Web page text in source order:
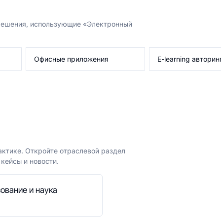
использующие «Электронный
Офисные приложения E-learning
Откройте отраслевой раздел
и новости.
и наука